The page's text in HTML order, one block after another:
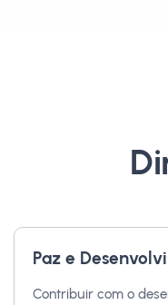
Paz e
Contribuir com o